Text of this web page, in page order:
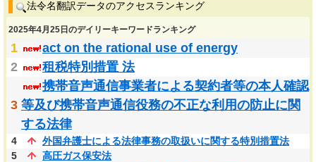
法令名翻訳データのアクセスランキング
2025年4月25日のデイリーキーワードランキング
1
act on the rational use of energy
2
租税特別措置 法
3
携帯音声通信事業者による契約者等の本人確認
等及び携帯音声通信役務の不正な利用の防止に関
する法律
4
外国弁護士による法律事務の取扱いに関する特別措置法
5
高圧ガス保安法